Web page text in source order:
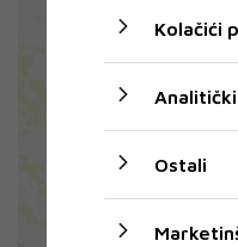
Kolačići
Analitički
Ostali